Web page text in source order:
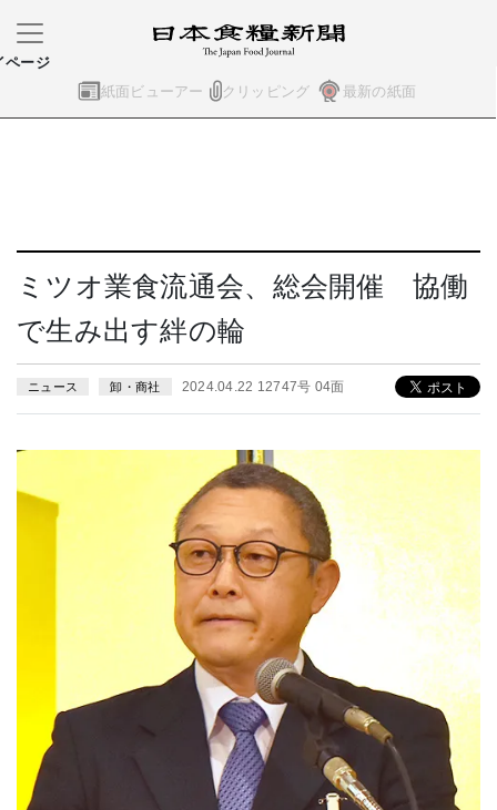
紙面ビューアー クリッピング 最新の紙面
ページ
ミツオ業食流通会、総会開催 協働
で生み出す絆の輪
ニュース 卸・商社 2024.04.22 12747号 04面